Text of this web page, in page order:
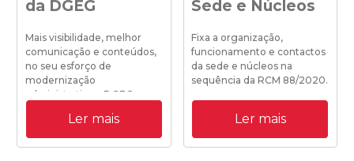
da DGEG
Mais visibilidade, melhor
comunicação e conteúdos,
no seu esforço de
modernização
administrativa a DGEG
institucional.Ler mais
Sede e Núcleos
Fixa a organização,
funcionamento e contactos
da sede e núcleos na
sequência da RCM 88/2020.
19/10/2020 18:25:00
Ler mais